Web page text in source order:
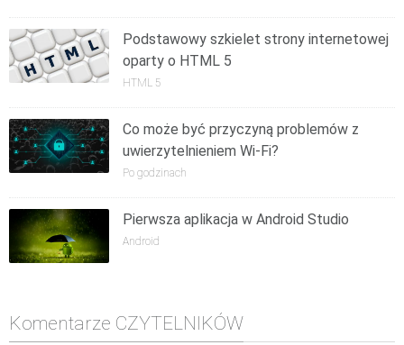
Podstawowy szkielet strony internetowej
oparty o HTML 5
HTML 5
Co może być przyczyną problemów z
uwierzytelnieniem Wi-Fi?
Po godzinach
Pierwsza aplikacja w Android Studio
Android
Komentarze CZYTELNIKÓW